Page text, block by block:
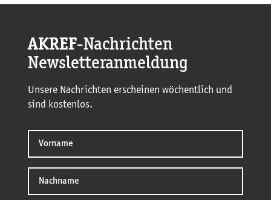
AKREF-Nachrichten
Newsletteranmeldung
Unsere Nachrichten erscheinen wöchentlich und
sind kostenlos.